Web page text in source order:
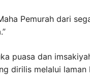
Pemurah dari
puasa dan
dirilis melalui laman